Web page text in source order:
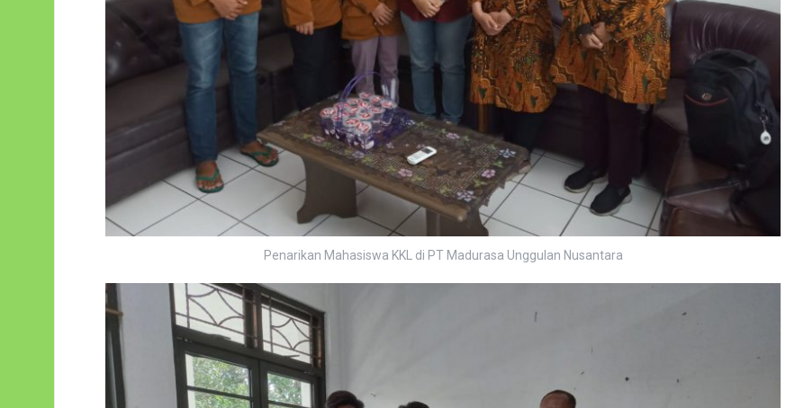
Penarikan Mahasiswa KKL di PT Madurasa Unggulan Nusantara